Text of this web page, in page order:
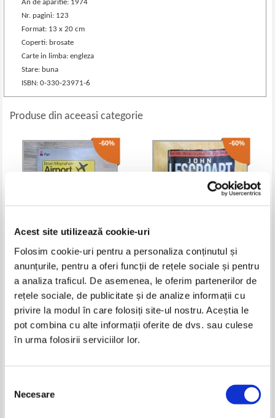
Acest site utilizează cookie-uri
Folosim cookie-uri pentru a personaliza conținutul și
anunțurile, pentru a oferi funcții de rețele sociale și pentru
a analiza traficul. De asemenea, le oferim partenerilor de
rețele sociale, de publicitate și de analize informații cu
privire la modul în care folosiți site-ul nostru. Aceștia le
pot combina cu alte informații oferite de dvs. sau culese
în urma folosirii serviciilor lor.
consimțământului
Necesare
An de aparitie: 1974
Nr. pagini: 123
Format: 13 x 20 cm
Coperti: brosate
Carte in limba: engleza
Stare: buna
ISBN: 0-330-23971-6
Produse din aceeasi categorie
-60%
international
Pret:21,00Lei 8,40 Lei
Adaugă în coș
-60%
Pret:18,00Lei 7,20 Lei
Adaugă în coș